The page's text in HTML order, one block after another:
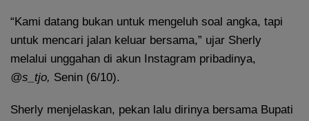
“Kami datang bukan untuk mengeluh soal angka, tapi
untuk mencari jalan keluar bersama,” ujar Sherly
melalui unggahan di akun Instagram pribadinya,
@s_tjo, Senin (6/10).
Sherly menjelaskan, pekan lalu dirinya bersama Bupati